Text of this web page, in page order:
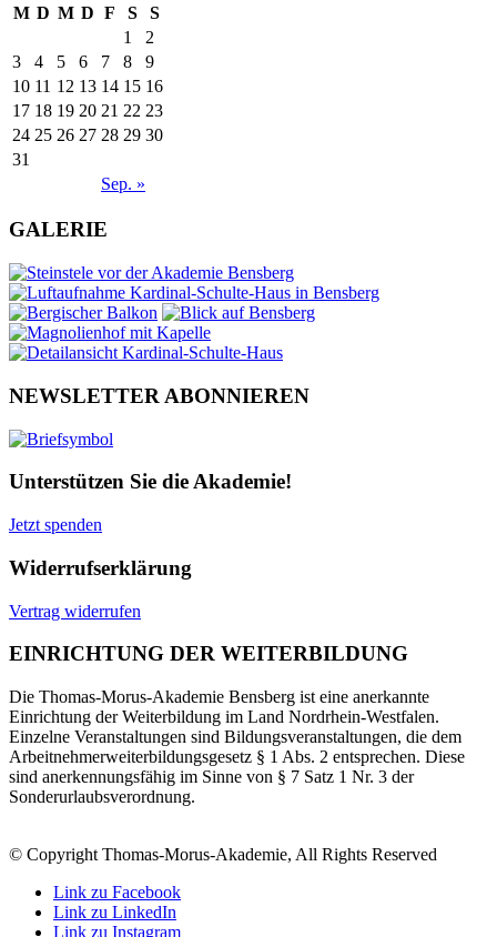
M D M D F S S
Sep. »
1
2
3
4 5 6 7 8
9
10 11 12 13 14 15 16
17 18 19 20 21 22 23
24 25 26 27 28 29 30
31
GALERIE
NEWSLETTER ABONNIEREN
Unterstützen Sie die Akademie!
Jetzt spenden
Widerrufserklärung
Vertrag widerrufen
EINRICHTUNG DER WEITERBILDUNG
Die Thomas-Morus-Akademie Bensberg ist eine anerkannte
Einrichtung der Weiterbildung im Land Nordrhein-Westfalen.
Einzelne Veranstaltungen sind Bildungsveranstaltungen, die dem
Arbeitnehmerweiterbildungsgesetz § 1 Abs. 2 entsprechen. Diese
sind anerkennungsfähig im Sinne von § 7 Satz 1 Nr. 3 der
Sonderurlaubsverordnung.
© Copyright Thomas-Morus-Akademie, All Rights Reserved
Link zu Facebook
Link zu LinkedIn
Link zu Instagram